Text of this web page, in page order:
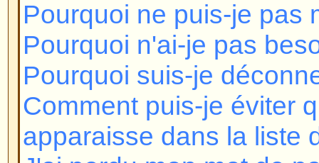
Comment puis-je éviter que
apparaisse dans la liste des
J'ai perdu mon mot de passe !
Je me suis inscrit mais ne peux
Je me suis enregistré dans le
plus me connecter ?!